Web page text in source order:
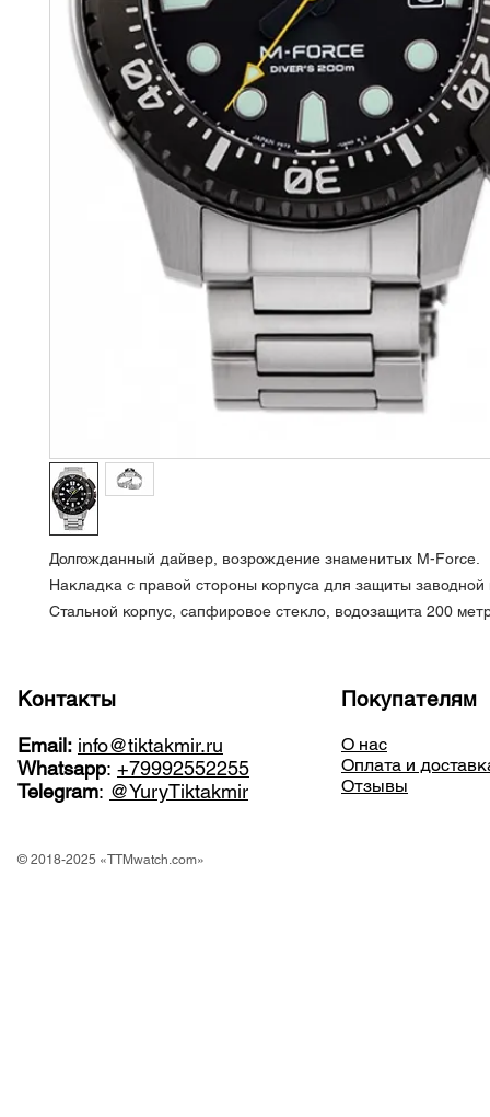
Долгожданный дайвер, возрождение знаменитых M-Force.
Накладка с правой стороны корпуса для защиты заводной
Стальной корпус, сапфировое стекло, водозащита 200
Контакты
Email: info@tiktakmir.ru
Whatsapp: +79992552255
Telegram: @YuryTiktakmir
Покупателям
О нас
Оплата и
Отзывы
© 2018-2025 «TTMwatch.com»